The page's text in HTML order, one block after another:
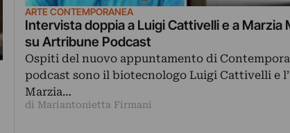
ARTE CONTEMPORANEA
Intervista doppia a Luigi Cattivelli e a Marzia
su Artribune Podcast
Ospiti del nuovo appuntamento di
podcast sono il biotecnologo Luigi Cattivelli e
Marzia…
di Mariantonietta Firmani